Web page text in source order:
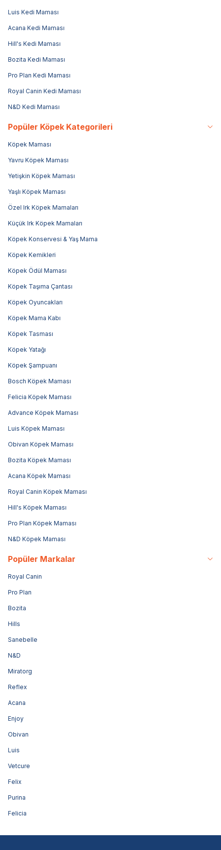
Luis Kedi Maması
Acana Kedi Maması
Hill's Kedi Maması
Bozita Kedi Maması
Pro Plan Kedi Maması
Royal Canin Kedi Maması
N&D Kedi Maması
Popüler Köpek Kategorileri
Köpek Maması
Yavru Köpek Maması
Yetişkin Köpek Maması
Yaşlı Köpek Maması
Özel Irk Köpek Mamaları
Küçük Irk Köpek Mamaları
Köpek Konservesi & Yaş Mama
Köpek Kemikleri
Köpek Ödül Maması
Köpek Taşıma Çantası
Köpek Oyuncakları
Köpek Mama Kabı
Köpek Tasması
Köpek Yatağı
Köpek Şampuanı
Bosch Köpek Maması
Felicia Köpek Maması
Advance Köpek Maması
Luis Köpek Maması
Obivan Köpek Maması
Bozita Köpek Maması
Acana Köpek Maması
Royal Canin Köpek Maması
Hill's Köpek Maması
Pro Plan Köpek Maması
N&D Köpek Maması
Popüler Markalar
Royal Canin
Pro Plan
Bozita
Hills
Sanebelle
N&D
Miratorg
Reflex
Acana
Enjoy
Obivan
Luis
Vetcure
Felix
Purina
Felicia